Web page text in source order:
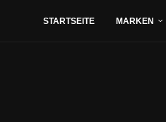
STARTSEITE MARKEN